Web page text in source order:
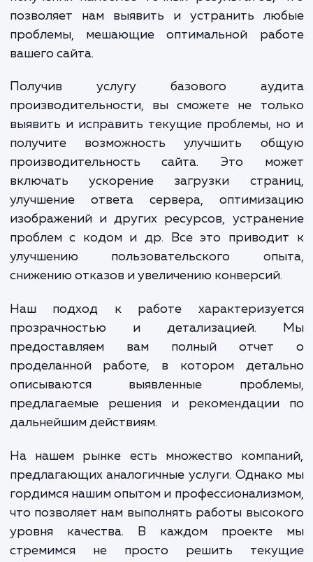
производительности сайта", мы
полный спектр проверок и анализа.
включает анализ времени ответа
компонентов сайта, а также
тестирование
стабильности работы сайта. Мы
передовые инструменты и методики
получения наиболее точных результатов,
позволяет нам выявить и устранить
проблемы, мешающие оптимальной
вашего сайта.
Получив услугу базового
выявить и исправить текущие проблемы,
получите возможность улучшить
производительность сайта. Это
включать ускорение загрузки
улучшение ответа сервера,
изображений и других ресурсов,
улучшению пользовательского
снижению отказов и увеличению конверсий.
Наш подход к работе
прозрачностью и детализацией.